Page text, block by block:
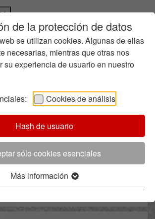
de la protección de datos
se utilizan cookies. Algunas de ellas
necesarias, mientras que otras nos
su experiencia de usuario en nuestro
Cookies de análisis
Hash de usuario
sólo cookies esenciales
Más información
somos
la fundición
la Sostenibilidad
Innovación
y HA Group
sobre